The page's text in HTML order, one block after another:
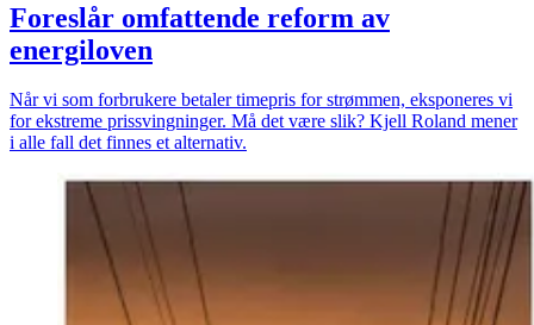
Foreslår omfattende reform av
energiloven
Når vi som forbrukere betaler timepris for strømmen, eksponeres vi
for ekstreme prissvingninger. Må det være slik? Kjell Roland mener
i alle fall det finnes et alternativ.